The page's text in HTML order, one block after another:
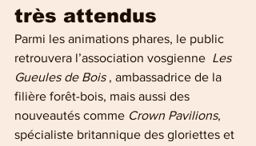
très attendus
Parmi les animations phares, le public
retrouvera l’association vosgienne Les
Gueules de Bois , ambassadrice de la
filière forêt-bois, mais aussi des
nouveautés comme Crown Pavilions,
spécialiste britannique des gloriettes et